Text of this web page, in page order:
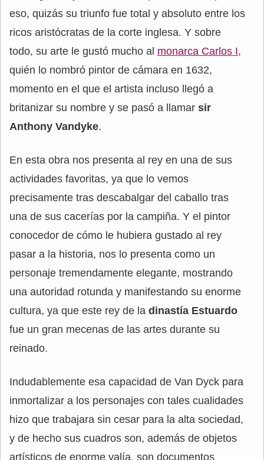
eso, quizás su triunfo fue total y absoluto entre los
ricos aristócratas de la corte inglesa. Y sobre
todo, su arte le gustó mucho al monarca Carlos I,
quién lo nombró pintor de cámara en 1632,
momento en el que el artista incluso llegó a
britanizar su nombre y se pasó a llamar sir
Anthony Vandyke.
En esta obra nos presenta al rey en una de sus
actividades favoritas, ya que lo vemos
precisamente tras descabalgar del caballo tras
una de sus cacerías por la campiña. Y el pintor
conocedor de cómo le hubiera gustado al rey
pasar a la historia, nos lo presenta como un
personaje tremendamente elegante, mostrando
una autoridad rotunda y manifestando su enorme
cultura, ya que este rey de la dinastía Estuardo
fue un gran mecenas de las artes durante su
reinado.
Indudablemente esa capacidad de Van Dyck para
inmortalizar a los personajes con tales cualidades
hizo que trabajara sin cesar para la alta sociedad,
y de hecho sus cuadros son, además de objetos
artísticos de enorme valía, son documentos